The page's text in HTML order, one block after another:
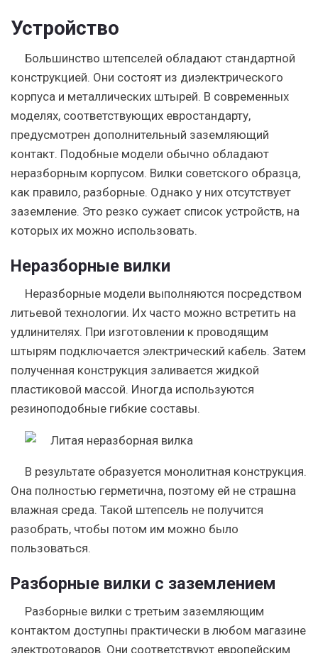
Устройство
Большинство штепселей обладают стандартной
конструкцией. Они состоят из диэлектрического
корпуса и металлических штырей. В современных
моделях, соответствующих евростандарту,
предусмотрен дополнительный заземляющий
контакт. Подобные модели обычно обладают
неразборным корпусом. Вилки советского образца,
как правило, разборные. Однако у них отсутствует
заземление. Это резко сужает список устройств, на
которых их можно использовать.
Неразборные вилки
Неразборные модели выполняются посредством
литьевой технологии. Их часто можно встретить на
удлинителях. При изготовлении к проводящим
штырям подключается электрический кабель. Затем
полученная конструкция заливается жидкой
пластиковой массой. Иногда используются
резиноподобные гибкие составы.
В результате образуется монолитная конструкция.
Она полностью герметична, поэтому ей не страшна
влажная среда. Такой штепсель не получится
разобрать, чтобы потом им можно было
пользоваться.
Разборные вилки с заземлением
Разборные вилки с третьим заземляющим
контактом доступны практически в любом магазине
электротоваров. Они соответствуют европейским